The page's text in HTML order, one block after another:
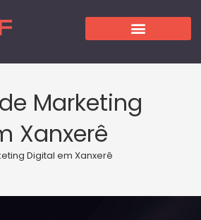
Marketing
Xanxerê
Digital em Xanxerê